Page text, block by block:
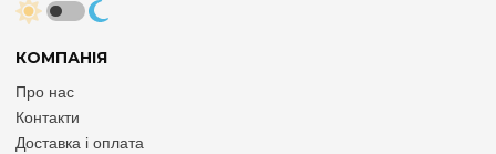
КОМПАНІЯ
Про нас
Контакти
Доставка і оплата